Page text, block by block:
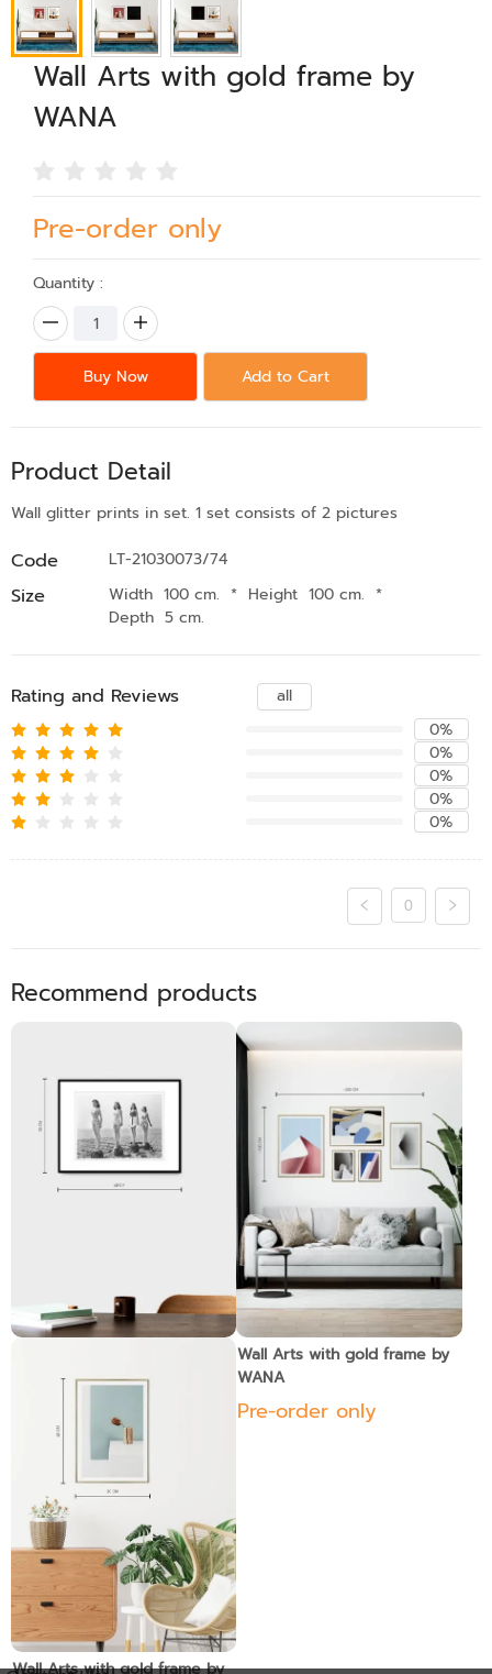
Wall Arts with gold frame by
WANA
Pre-order only
Quantity :
Buy Now Add to Cart
Product Detail
Wall glitter prints in set. 1 set consists of 2 pictures
Code LT-21030073/74
Size Width 100 cm. * Height 100 cm. *
Depth 5 cm.
Rating and Reviews
all
0%
0%
0%
0%
0%
0
Recommend products
Pre-order only
Wall Arts with gold frame by
WANA
Pre-order only
Wall Arts with gold frame by